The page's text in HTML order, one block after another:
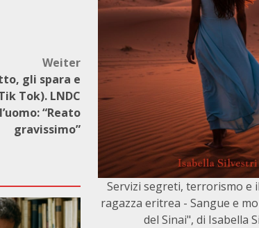
Weiter
gli spara e
Tok). LNDC
“Reato
gravissimo”
Servizi segreti, terrorismo e
ragazza eritrea - Sangue e
del Sinai", di Isabella